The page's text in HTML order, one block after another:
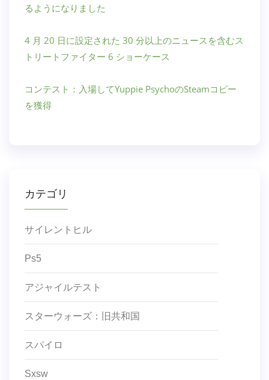
るようになりました
4 月 20 日に設定された 30 分以上のニュースを含むス
トリートファイター 6 ショーケース
コンテスト：入場してYuppie PsychoのSteamコピー
を獲得
カテゴリ
サイレントヒル
Ps5
アジャイルテスト
スターウォーズ：旧共和国
スパイロ
Sxsw